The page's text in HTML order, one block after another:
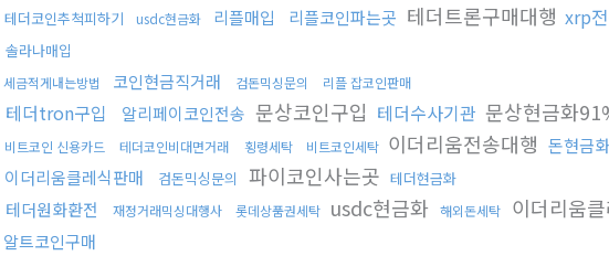
테더코인추척피하기 usdc현금화 리플매입 리플코인파는곳 테더트론구매대행 xrp
솔라나매입
세금적게내는방법 코인현금직거래 검돈믹싱문의 리플 잡코인판매
테더tron구입 알리페이코인전송 문상코인구입 테더수사기관 문상현금화
비트코인 신용카드 테더코인비대면거래 횡령세탁 비트코인세탁 이더리움전송대행 돈현금
이더리움클레식판매 검돈믹싱문의 파이코인사는곳 테더현금화
테더원화환전 재정거래믹싱대행사 롯데상품권세탁 usdc현금화 해외돈세탁 이더리움
알트코인구매